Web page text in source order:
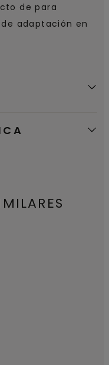
de para
adaptación en